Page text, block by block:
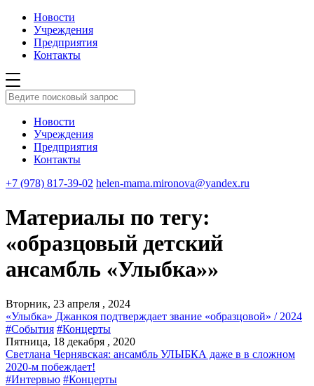
Новости
Учреждения
Предприятия
Контакты
Новости
Учреждения
Предприятия
Контакты
+7 (978) 817-39-02 helen-mama.mironova@yandex.ru
Материалы по тегу:
«образцовый детский
ансамбль «Улыбка»»
Вторник, 23 апреля , 2024
«Улыбка» Джанкоя подтверждает звание «образцовой» / 2024
#События #Концерты
Пятница, 18 декабря , 2020
Светлана Чернявская: ансамбль УЛЫБКА даже в в сложном
2020-м побеждает!
#Интервью #Концерты